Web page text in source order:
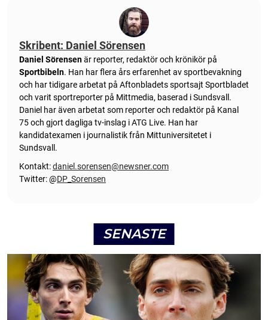
Skribent: Daniel Sörensen
Daniel Sörensenär reporter, redaktör och krönikör på
Sportbibeln. Han har flera års erfarenhet av sportbevakning
och har tidigare arbetat på Aftonbladets sportsajt Sportbladet
och varit sportreporter på Mittmedia, baserad i Sundsvall.
Daniel har även arbetat som reporter och redaktör på Kanal
75 och gjort dagliga tv-inslag i ATG Live. Han har
kandidatexamen i journalistik från Mittuniversitetet i
Sundsvall.
Kontakt:daniel.sorensen@newsner.com
Twitter: @DP_Sorensen
SENASTE